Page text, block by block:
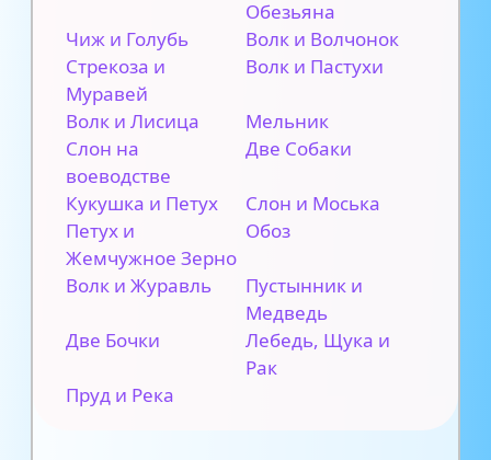
Обезьяна
Чиж и Голубь
Волк и Волчонок
Стрекоза и
Муравей
Волк и Пастухи
Волк и Лисица
Мельник
Слон на
воеводстве
Две Собаки
Кукушка и Петух
Слон и Моська
Петух и
Жемчужное Зерно
Обоз
Волк и Журавль
Пустынник и
Медведь
Две Бочки
Лебедь, Щука и
Рак
Пруд и Река